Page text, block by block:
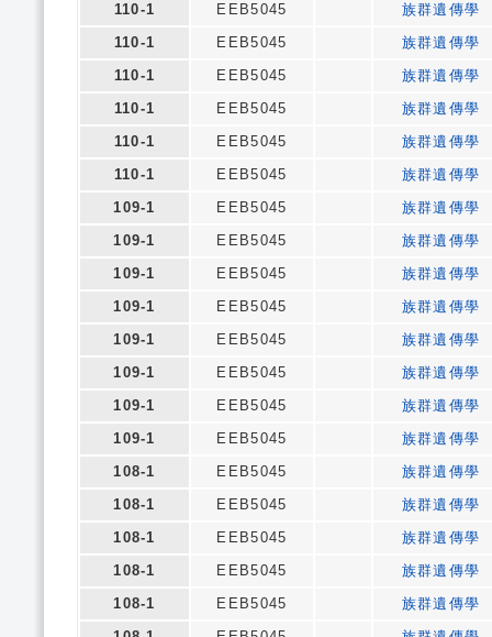
110-1
EEB5045
族群遺傳學
110-1
EEB5045
族群遺傳學
110-1
EEB5045
族群遺傳學
110-1
EEB5045
族群遺傳學
110-1
EEB5045
族群遺傳學
110-1
EEB5045
族群遺傳學
109-1
EEB5045
族群遺傳學
109-1
EEB5045
族群遺傳學
109-1
EEB5045
族群遺傳學
109-1
EEB5045
族群遺傳學
109-1
EEB5045
族群遺傳學
109-1
EEB5045
族群遺傳學
109-1
EEB5045
族群遺傳學
109-1
EEB5045
族群遺傳學
108-1
EEB5045
族群遺傳學
108-1
EEB5045
族群遺傳學
108-1
EEB5045
族群遺傳學
108-1
EEB5045
族群遺傳學
108-1
EEB5045
族群遺傳學